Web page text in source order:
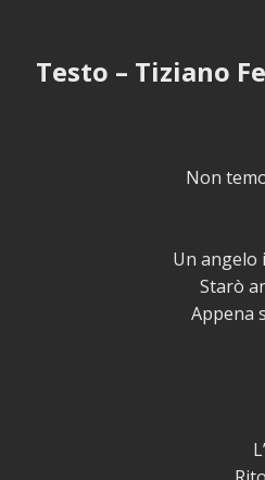
Testo – Tiziano
Non
Un angelo
Starò
Appena